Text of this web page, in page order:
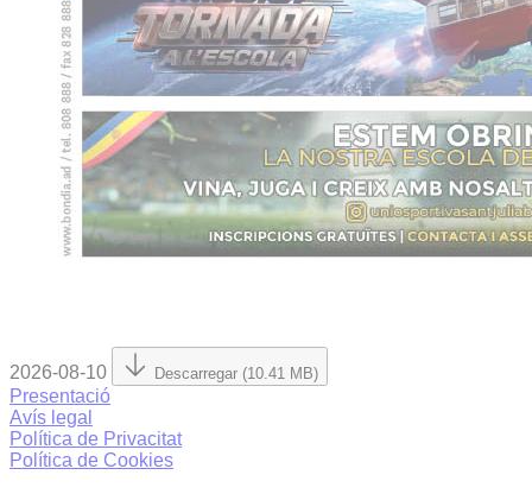
2026-08-10 Descarregar (10.41 MB)
Presentació
Avís legal
Política de Privacitat
Política de Cookies